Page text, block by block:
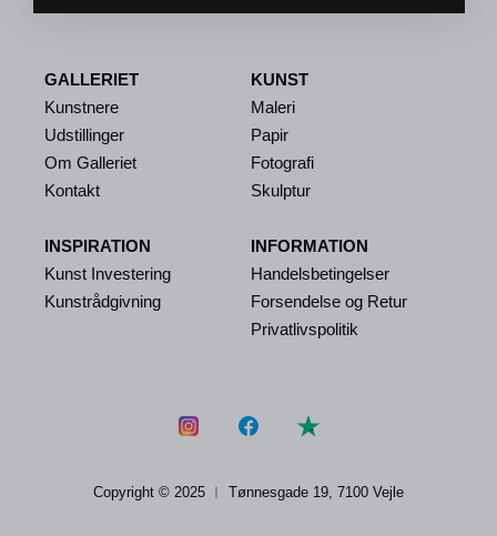
GALLERIET
Kunstnere
Udstillinger
Om Galleriet
Kontakt
INSPIRATION
Kunst Investering
Kunstrådgivning
KUNST
Maleri
Papir
Fotografi
Skulptur
INFORMATION
Handelsbetingelser
Forsendelse og Retur
Privatlivspolitik
Copyright © 2025 ︱ Tønnesgade 19, 7100 Vejle